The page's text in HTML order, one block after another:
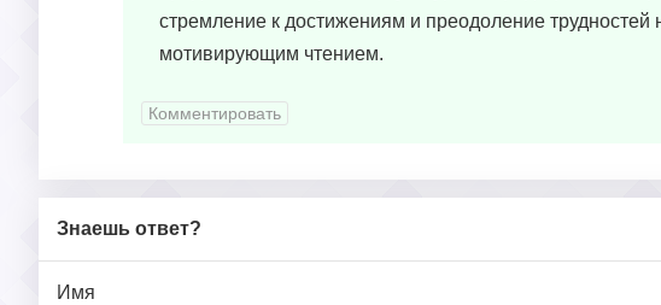
стремление к достижениям и преодоление
мотивирующим чтением.
Комментировать
Знаешь ответ?
Имя